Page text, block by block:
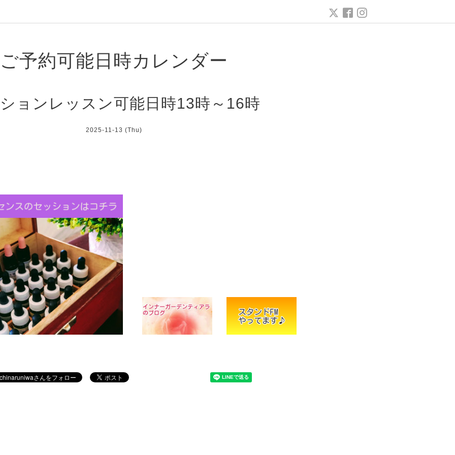
ご予約可能日時カレンダー
ョンレッスン可能日時13時～16時
2025-11-13 (Thu)